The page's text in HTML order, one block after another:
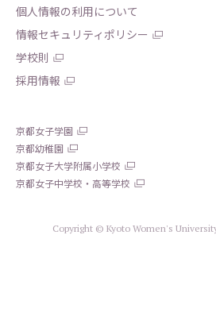
個人情報の利用について
情報セキュリティポリシー
学校則
採用情報
京都女子学園
京都幼稚園
京都女子大学附属小学校
京都女子中学校・高等学校
Copyright © Kyoto Women's